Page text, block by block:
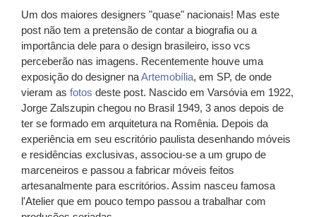
Um dos maiores designers "quase" nacionais! Mas este
post não tem a pretensão de contar a biografia ou a
importância dele para o design brasileiro, isso vcs
perceberão nas imagens. Recentemente houve uma
exposição do designer naArtemobília, em SP, de onde
vieram as fotos deste post. Nascido em Varsóvia em 1922,
Jorge Zalszupin chegou no Brasil 1949, 3 anos depois de
ter se formado em arquitetura na Romênia. Depois da
experiência em seu escritório paulista desenhando móveis
e residências exclusivas, associou-se a um grupo de
marceneiros e passou a fabricar móveis feitos
artesanalmente para escritórios. Assim nasceu famosa
l'Atelier que em pouco tempo passou a trabalhar com